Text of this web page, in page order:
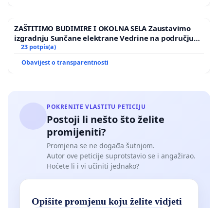
ZAŠTITIMO BUDIMIRE I OKOLNA SELA Zaustavimo
izgradnju Sunčane elektrane Vedrine na području
Ugljana
23 potpis(a)
Obavijest o transparentnosti
POKRENITE VLASTITU PETICIJU
Postoji li nešto što želite
promijeniti?
Promjena se ne događa šutnjom.
Autor ove peticije suprotstavio se i angažirao.
Hoćete li i vi učiniti jednako?
Opišite promjenu koju želite vidjeti